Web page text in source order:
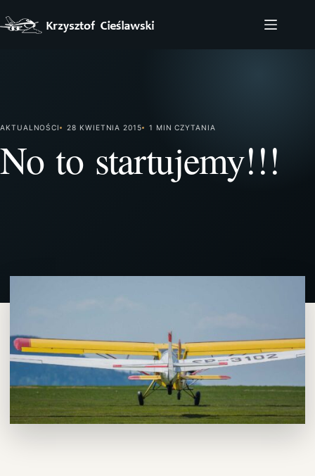
do
treści
AKTUALNOŚCI 28 KWIETNIA 2015 1 MIN CZYTANIA
No to startujemy!!!